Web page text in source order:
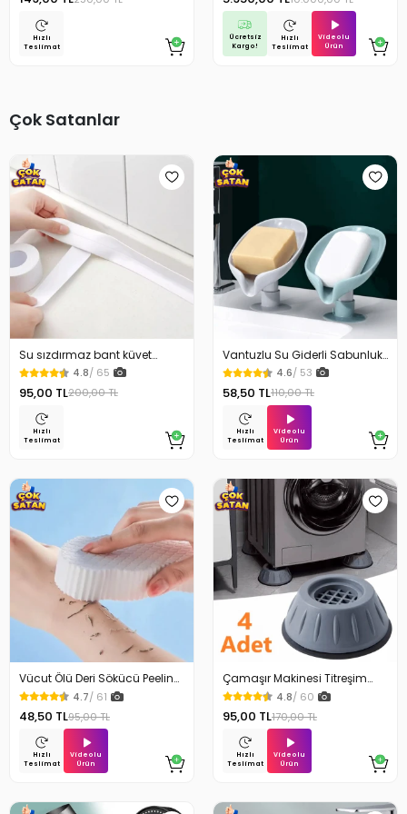
Hızlı
Teslimat
Ücretsiz
Kargo!
Hızlı
Teslimat
Videolu
Ürün
Çok Satanlar
Su sızdırmaz bant küvet
Tezgah tamir bandı
4.8/ 65
95,00 TL200,00 TL
Hızlı
Teslimat
Vantuzlu Su Giderli Sabunluk
Kaymaz 4.6/ 53
58,50 TL110,00 TL
Hızlı
Teslimat
Videolu
Ürün
Vücut Ölü Deri Sökücü Peeling
Banyo Duş Süngeri
4.7/ 61
48,50 TL95,00 TL
Hızlı
Teslimat
Videolu
Ürün
Çamaşır Makinesi Titreşim
Engelleyici Stoper 4Lü
4.8/ 60
95,00 TL170,00 TL
Hızlı
Teslimat
Videolu
Ürün